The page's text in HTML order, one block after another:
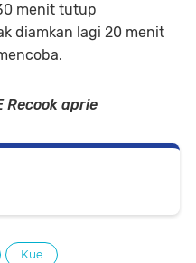
menit tutup
diamkan lagi 20 menit
Recook aprie
Kue